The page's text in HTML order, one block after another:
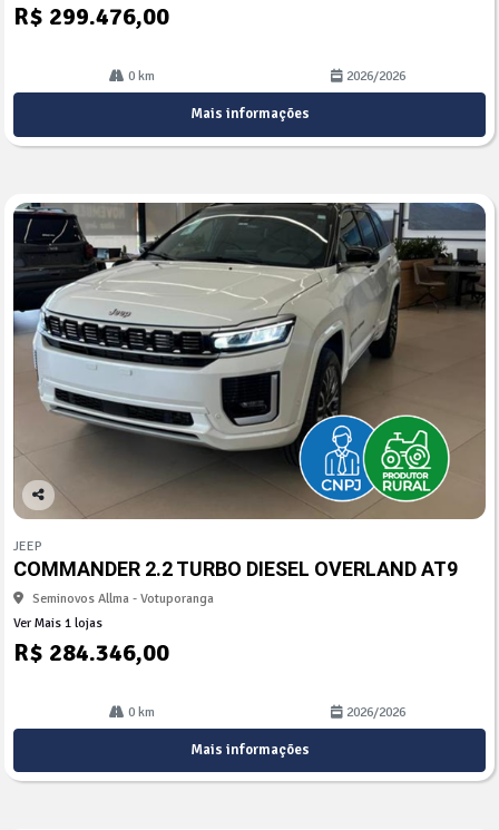
R$ 299.476,00
0 km 2026/2026
Mais informações
Co
arti
lhe
JEEP
COMMANDER 2.2 TURBO DIESEL OVERLAND AT9
Seminovos Allma - Votuporanga
Ver Mais 1 lojas
R$ 284.346,00
0 km 2026/2026
Mais informações